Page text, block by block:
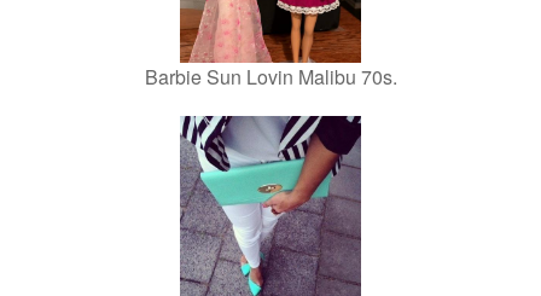
Barbie Sun Lovin Malibu 70s.